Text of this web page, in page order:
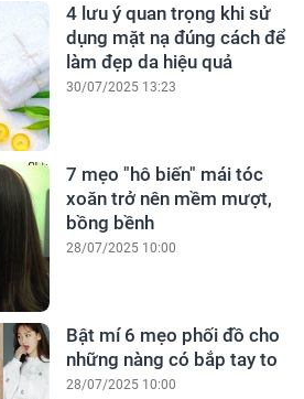
4 lưu ý quan trọng khi sử
dụng mặt nạ đúng cách để
làm đẹp da hiệu quả
30/07/2025 13:23
7 mẹo "hô biến" mái tóc
xoăn trở nên mềm mượt,
bồng bềnh
28/07/2025 10:00
Bật mí 6 mẹo phối đồ cho
những nàng có bắp tay to
28/07/2025 10:00